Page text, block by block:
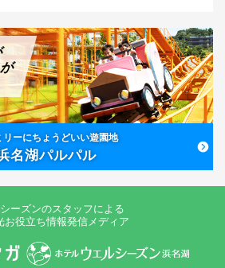
が
リーにちょうどいい遊園地
名湖パルパル
ーズンのスタッフによる
お役立ち情報発信メディア